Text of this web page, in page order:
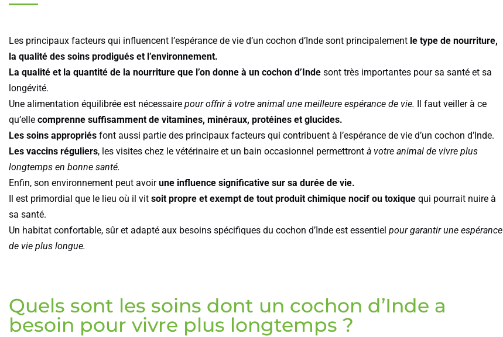
Les principaux facteurs qui influencent l’espérance de vie d’un cochon d’Inde sont principalement le type de nourriture,
la qualité des soins prodigués et l’environnement.
La qualité et la quantité de la nourriture que l’on donne à un cochon d’Inde sont très importantes pour sa santé et sa
longévité.
Une alimentation équilibrée est nécessaire pour offrir à votre animal une meilleure espérance de vie. Il faut veiller à ce
qu’elle comprenne suffisamment de vitamines, minéraux, protéines et glucides.
Les soins appropriés font aussi partie des principaux facteurs qui contribuent à l’espérance de vie d’un cochon d’Inde.
Les vaccins réguliers, les visites chez le vétérinaire et un bain occasionnel permettront à votre animal de vivre plus
longtemps en bonne santé.
Enfin, son environnement peut avoirune influence significative sur sa durée de vie.
Il est primordial que le lieu où il vit soit propre et exempt de tout produit chimique nocif ou toxique qui pourrait nuire à
sa santé.
Un habitat confortable, sûr et adapté aux besoins spécifiques du cochon d’Inde est essentiel pour garantir une espérance
de vie plus longue.
Quels sont les soins dont un cochon d’Inde a
besoin pour vivre plus longtemps ?